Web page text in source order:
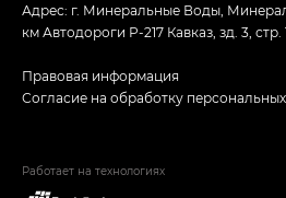
Адрес: г. Минеральные Воды,
км Автодороги Р-217 Кавказ, зд. 3, стр.
Правовая информация
Согласие на обработку
Работает на технологиях